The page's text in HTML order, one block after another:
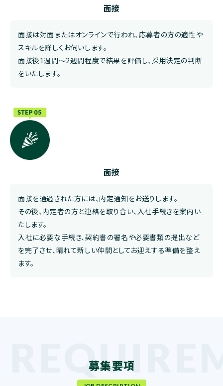
面接
面接は対面またはオンラインで行われ、応募者の方の適性や
スキルを詳しくお伺いします。
面接後1週間〜2週間程度で結果を評価し、採用決定の判断
をいたします。
面接
面接を通過された方には、内定通知をお送りします。
その後、内定者の方と連絡を取り合い、入社手続きを案内い
たします。
入社に必要な手続き、契約書の署名や必要書類の提出など
を完了させ、晴れて新しい仲間としてお迎えする準備を整え
ます。
募集要項